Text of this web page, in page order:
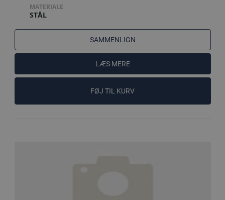
MATERIALE
STÅL
SAMMENLIGN
LÆS MERE
FØJ TIL KURV